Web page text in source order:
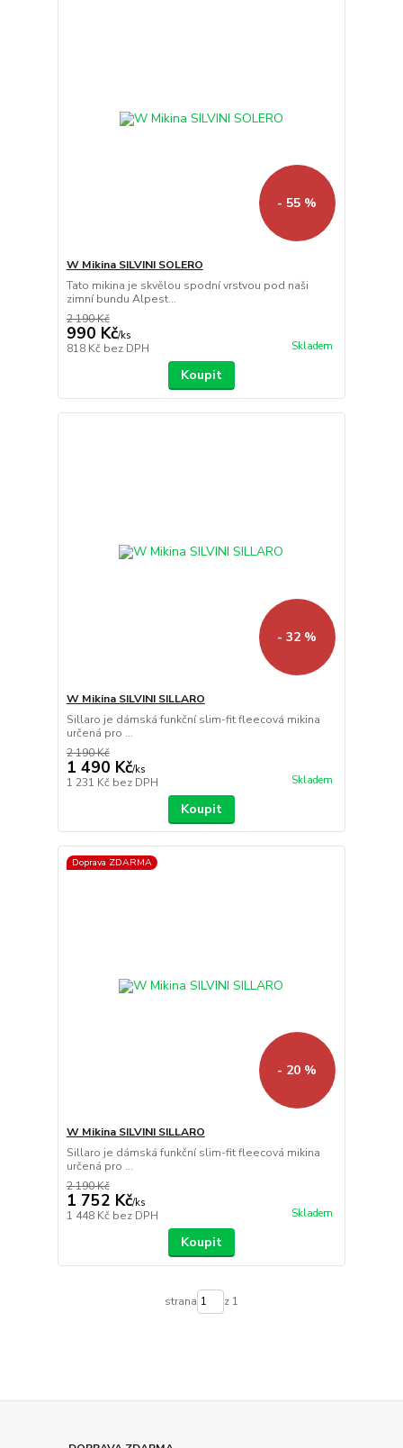
- 55 %
W Mikina SILVINI SOLERO
Tato mikina je skvělou spodní vrstvou pod naši
zimní bundu Alpest...
2 190 Kč
990 Kč/ks
818 Kč bez DPH Skladem
Koupit
- 32 %
W Mikina SILVINI SILLARO
Sillaro je dámská funkční slim-fit fleecová mikina
určená pro ...
2 190 Kč
1 490 Kč/ks
1 231 Kč bez DPH Skladem
Koupit
Doprava ZDARMA
- 20 %
W Mikina SILVINI SILLARO
Sillaro je dámská funkční slim-fit fleecová mikina
určená pro ...
2 190 Kč
1 752 Kč/ks
1 448 Kč bez DPH Skladem
Koupit
strana z 1